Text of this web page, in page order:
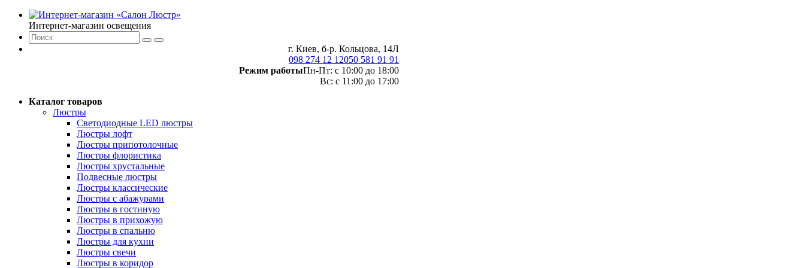
Интернет-магазин освещения
г. Киев, б-р. Кольцова, 14Л
098 274 12 12050 581 91 91
Режим работыПн-Пт: с 10:00 до 18:00
Вс: с 11:00 до 17:00
Каталог товаров
Люстры
Светодиодные LED люстры
Люстры лофт
Люстры припотолочные
Люстры флористика
Люстры хрустальные
Подвесные люстры
Люстры классические
Люстры с абажурами
Люстры в гостиную
Люстры в прихожую
Люстры в спальню
Люстры для кухни
Люстры свечи
Люстры в коридор